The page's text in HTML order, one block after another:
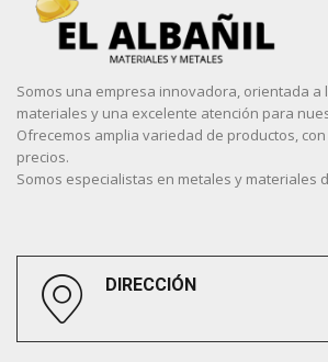
Somos una empresa innovadora, orientada a
materiales y una excelente atención para
Ofrecemos amplia variedad de productos,
precios.
Somos especialistas en metales y materiales
DIRECCIÓN